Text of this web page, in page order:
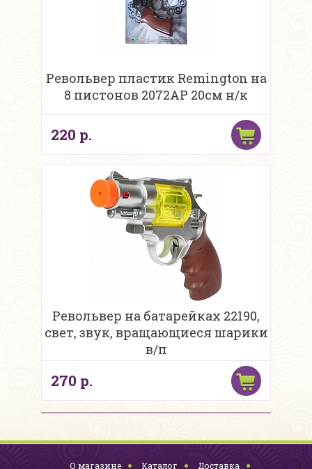
Револьвер пластик Remington на
8 пистонов 2072AP 20см н/к
220 р.
Револьвер на батарейках 22190,
свет, звук, вращающиеся шарики
в/п
270 р.
О магазине Каталог Доставка